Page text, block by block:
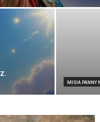
MISIA PANNY